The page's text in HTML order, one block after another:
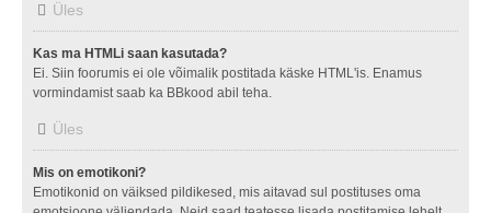
Üles
Kas ma HTMLi saan kasutada?
Ei. Siin foorumis ei ole võimalik postitada käske HTML'is. Enamus
vormindamist saab ka BBkood abil teha.
Üles
Mis on emotikoni?
Emotikonid on väiksed pildikesed, mis aitavad sul postituses oma